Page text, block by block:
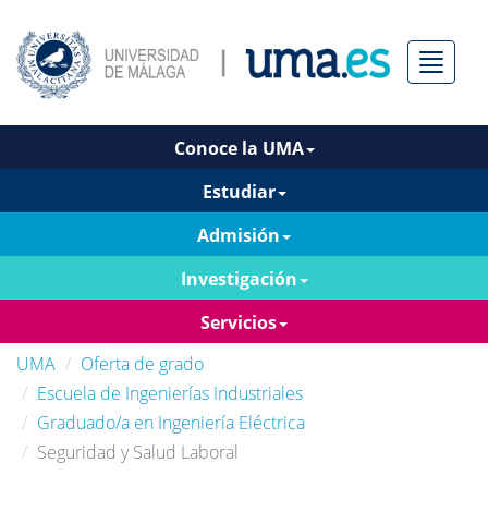
Menú
Conoce la UMA
Estudiar
Admisión
Investigación
Servicios
UMA
Oferta de grado
Escuela de Ingenierías Industriales
Graduado/a en Ingeniería Eléctrica
Seguridad y Salud Laboral